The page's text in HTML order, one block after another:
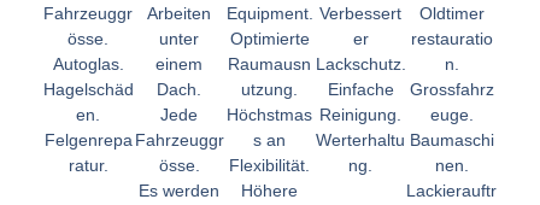
Fahrzeuggr
össe.
Autoglas.
Hagelschäd
en.
Felgenrepa
ratur.
Arbeiten
unter
einem
Dach.
Jede
Fahrzeuggr
össe.
Es werden
Equipment.
Optimierte
Raumausn
utzung.
Höchstmas
s an
Flexibilität.
Höhere
Verbessert
er
Lackschutz.
Einfache
Reinigung.
Werterhaltu
ng.
Oldtimer
restauratio
n.
Grossfahrz
euge.
Baumaschi
nen.
Lackierauftr